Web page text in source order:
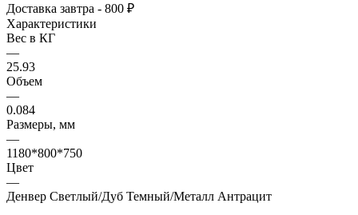
Доставка завтра - 800 ₽
Характеристики
Вес в КГ
—
25.93
Объем
—
0.084
Размеры, мм
—
1180*800*750
Цвет
—
Денвер Светлый/Дуб Темный/Металл Антрацит